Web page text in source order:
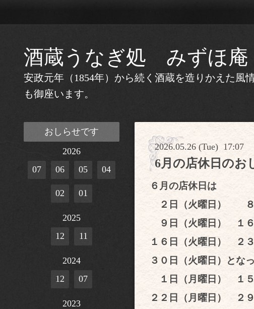
酒蔵うなぎ処 みずほ庵
安政元年（1854年）から続く酒蔵を造りかえた
も御座います。
2026.05.26 (Tue) 17:07
6月の店休日のお
６月の店休日は
２日（火曜日） ８
９日（火曜日） １６
１６日（火曜日） ２３
３０日（火曜日）とな
１日（月曜日） １５
２２日（月曜日） ２
おしらせです
2026
07
06 05 04
02 01
2025
12
11
2024
12
07
2023